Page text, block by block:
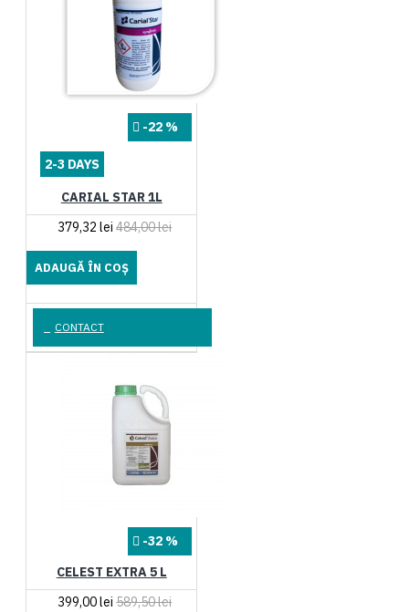
-22 %
2-3 DAYS
CARIAL STAR 1L
379,32 lei 484,00 lei
ADAUGĂ ÎN COŞ
CONTACT
-32 %
CELEST EXTRA 5 L
399,00 lei 589,50 lei